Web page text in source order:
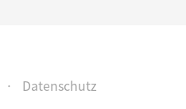
Datenschutz